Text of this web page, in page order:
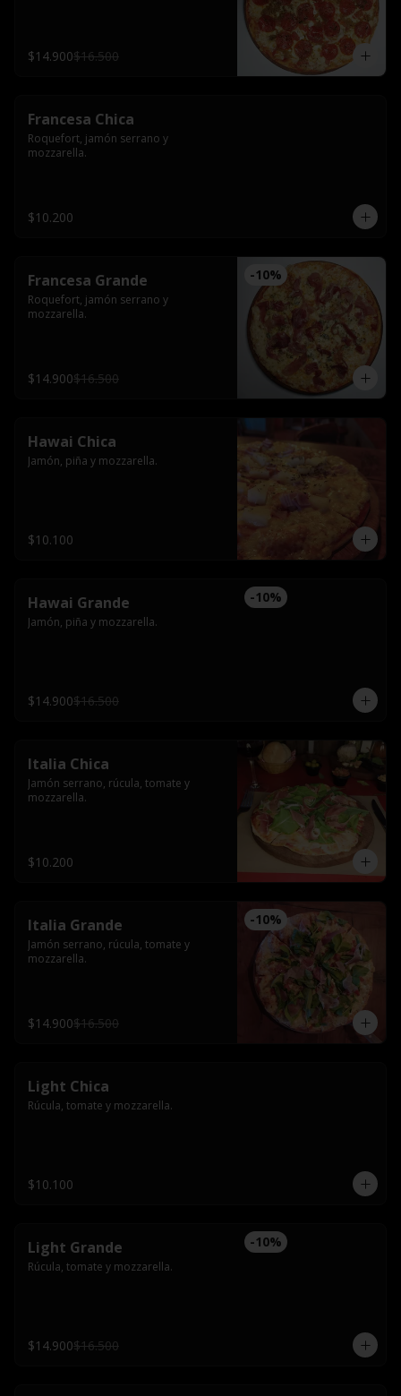
$14.900$16.500
Francesa Chica
Roquefort, jamón serrano y
mozzarella.
$10.200
-10%
Francesa Grande
Roquefort, jamón serrano y
mozzarella.
$14.900$16.500
Hawai Chica
Jamón, piña y mozzarella.
$10.100
-10%
Hawai Grande
Jamón, piña y mozzarella.
$14.900$16.500
Italia Chica
Jamón serrano, rúcula, tomate y
mozzarella.
$10.200
-10%
Italia Grande
Jamón serrano, rúcula, tomate y
mozzarella.
$14.900$16.500
Light Chica
Rúcula, tomate y mozzarella.
$10.100
-10%
Light Grande
Rúcula, tomate y mozzarella.
$14.900$16.500